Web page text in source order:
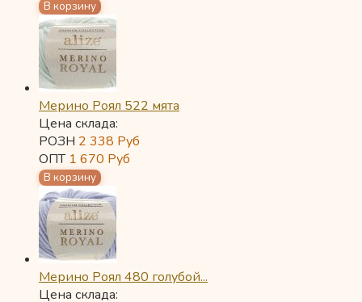
Мерино Роял 522 мята
Цена склада:
РОЗН 2 338 Руб
ОПТ 1 670 Руб
Мерино Роял 480 голубой...
Цена склада: